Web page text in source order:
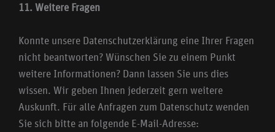
11. Weitere Fragen
Konnte unsere Datenschutzerklärung eine Ihrer Fragen
nicht beantworten? Wünschen Sie zu einem Punkt
weitere Informationen? Dann lassen Sie uns dies
wissen. Wir geben Ihnen jederzeit gern weitere
Auskunft. Für alle Anfragen zum Datenschutz wenden
Sie sich bitte an folgende E-Mail-Adresse: